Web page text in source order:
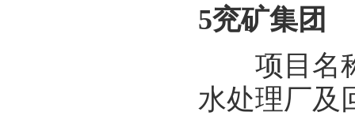
5兖矿集团
项目名称
水处理厂及